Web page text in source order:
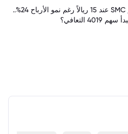
سهم SMC عند 15 ريالاً رغم نمو الأرباح 24%..
4019 التعافي؟